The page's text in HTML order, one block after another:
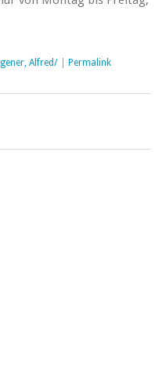
Alfred/ Permalink